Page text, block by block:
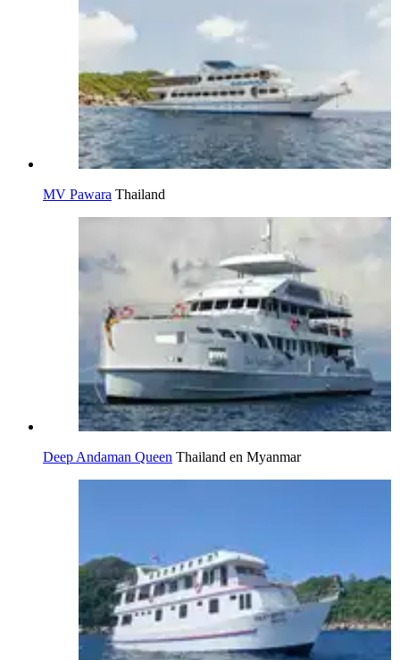
MV Pawara Thailand
Deep Andaman Queen Thailand en Myanmar